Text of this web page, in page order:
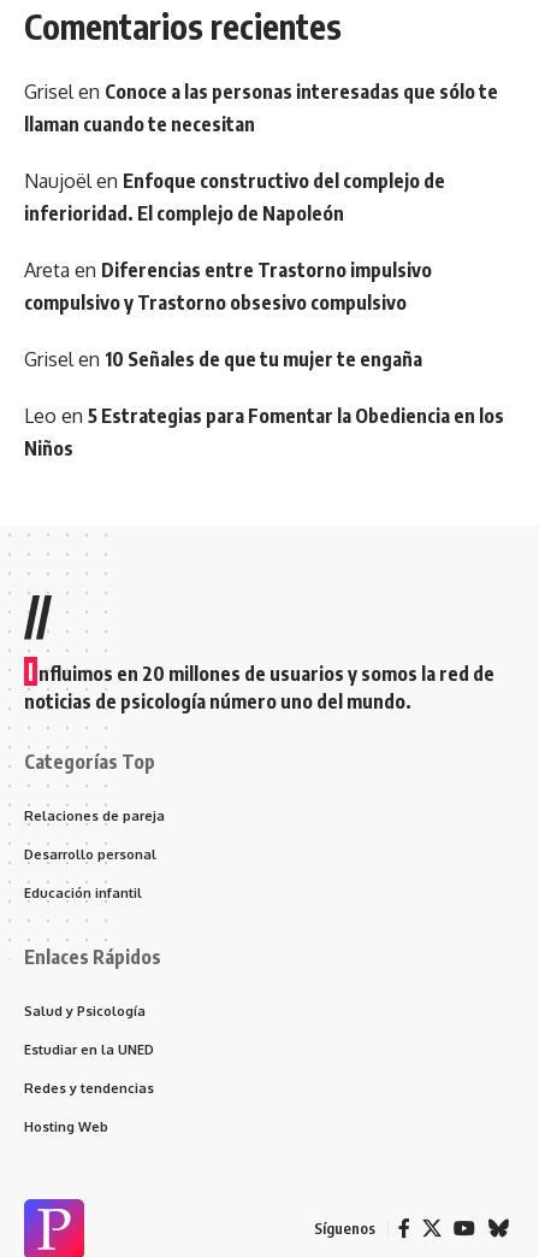
Comentarios recientes
Grisel en Conoce a las personas interesadas que sólo te
llaman cuando te necesitan
Naujoël en Enfoque constructivo del complejo de
inferioridad. El complejo de Napoleón
Areta en Diferencias entre Trastorno impulsivo
compulsivo y Trastorno obsesivo compulsivo
Grisel en 10 Señales de que tu mujer te engaña
Leo en 5 Estrategias para Fomentar la Obediencia en los
Niños
//
I nfluimos en 20 millones de usuarios y somos la red de
noticias de psicología número uno del mundo.
Categorías Top
Relaciones de pareja
Desarrollo personal
Educación infantil
Enlaces Rápidos
Salud y Psicología
Estudiar en la UNED
Redes y tendencias
Hosting Web
Síguenos